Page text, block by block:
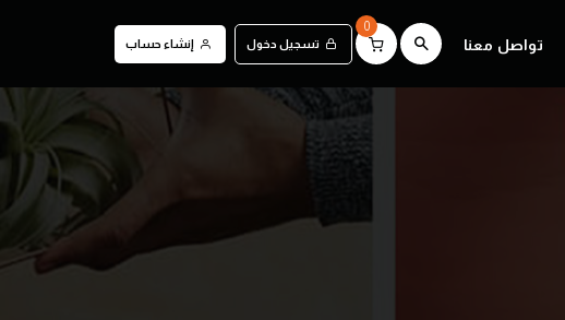
0
تسجيل دخول إنشاء حساب تواصل معنا